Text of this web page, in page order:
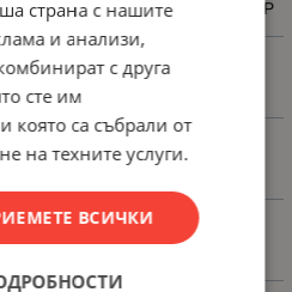
Open VPN, VPN Server PPTP
страна с нашите
и анализи,
с друга
сте им
която са събрали от
на техните услуги.
ВСИЧКИ